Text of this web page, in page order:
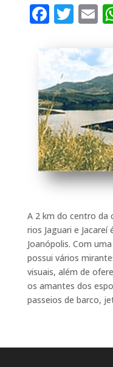
F
c
e
b
o
o
k
T
it
te
r
E
ai
l
A 2 km do centro da
rios Jaguari e
Joanópolis. Com
possui vários
visuais, além de
os amantes dos
passeios de barco,